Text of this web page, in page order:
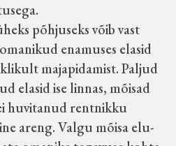
põhjuseks võib vast
enamuses elasid
majapidamist. Paljud
elasid ise linnas, mõisad
huvitanud rentnikku
areng. Valgu mõisa elu-